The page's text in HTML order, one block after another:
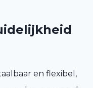
en flexibel,